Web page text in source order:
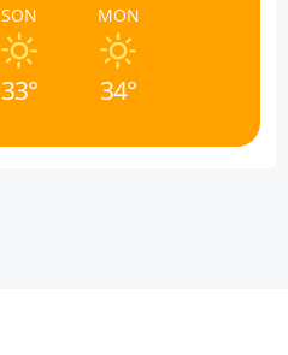
SON
33°
MON
34°